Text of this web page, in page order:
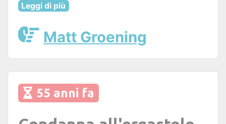
Leggi di più
Matt Groening
55 anni fa